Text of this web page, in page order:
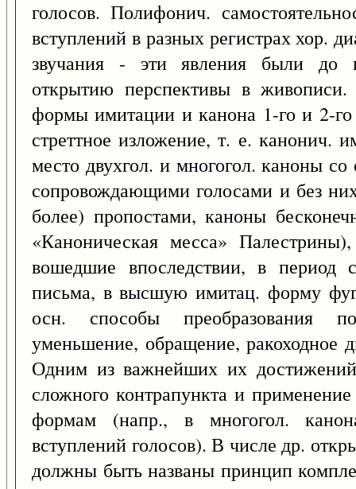
голосов. Полифонич.
вступлений в разных регистрах хор.
звучания - эти явления были до
открытию перспективы в
формы имитации и канона 1-го и 2-го
стреттное изложение, т. е. канонич.
место двухгол. и многогол. каноны
сопровождающими голосами и без
более) пропостами, каноны
«Каноническая месса»
вошедшие впоследствии, в период
письма, в высшую имитац. форму
осн. способы преобразования
уменьшение, обращение, ракоходное
Одним из важнейших их
сложного контрапункта и
формам (напр., в многогол.
вступлений голосов). В числе др.
должны быть названы принцип